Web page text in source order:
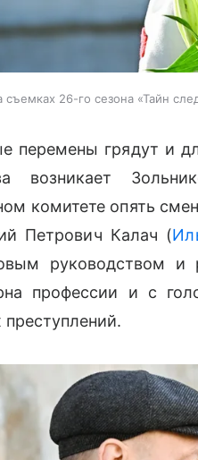
съемках 26-го сезона «Тайн
перемены грядут и
возникает
комитете опять
Петрович Калач (
руководством и
профессии и с
преступлений.